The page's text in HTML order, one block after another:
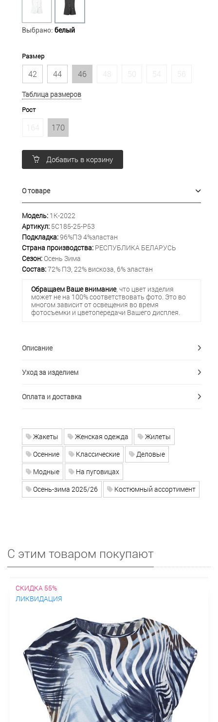
Выбрано: белый
Размер
42 44 46 48 50 54 56
Таблица размеров
Рост
164 170
Добавить в корзину
О товаре
Модель: 1К-2022
Артикул: 5С185-25-Р53
Подкладка:96%ПЭ 4%эластан
Страна производства: РЕСПУБЛИКА БЕЛАРУСЬ
Сезон:Осень Зима
Состав:72% ПЭ, 22% вискоза, 6% эластан
Обращаем Ваше внимание, что цвет изделия
может не на 100% соответствовать фото. Это во
многом зависит от освещения во время
фотосъемки и цветопередачи Вашего дисплея.
Описание
Уход за изделием
Оплата и доставка
Жакеты Женская одежда
Жилеты
Осенние
Классические
Деловые
Модные
На пуговицах
Осень-зима 2025/26
Костюмный ассортимент
С этим товаром покупают
СКИДКА 55%
ЛИКВИДАЦИЯ